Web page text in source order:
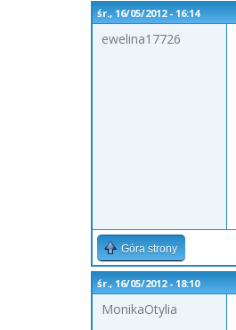
śr., 16/05/2012 - 16:14
ewelina17726
Góra strony
śr., 16/05/2012 - 18:10
MonikaOtylia